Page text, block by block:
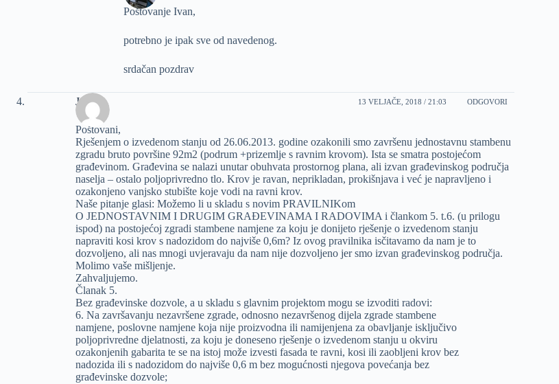
Poštovanje Ivan,
potrebno je ipak sve od navedenog.
srdačan pozdrav
Jelena 13 VELJAČE, 2018 / 21:03 ODGOVORI
Poštovani,
Rješenjem o izvedenom stanju od 26.06.2013. godine ozakonili smo završenu jednostavnu stambenu
zgradu bruto površine 92m2 (podrum +prizemlje s ravnim krovom). Ista se smatra postojećom
građevinom. Građevina se nalazi unutar obuhvata prostornog plana, ali izvan građevinskog područja
naselja – ostalo poljoprivredno tlo. Krov je ravan, neprikladan, prokišnjava i već je napravljeno i
ozakonjeno vanjsko stubište koje vodi na ravni krov.
Naše pitanje glasi: Možemo li u skladu s novim PRAVILNIKom
O JEDNOSTAVNIM I DRUGIM GRAĐEVINAMA I RADOVIMA i člankom 5. t.6. (u prilogu
ispod) na postojećoj zgradi stambene namjene za koju je donijeto rješenje o izvedenom stanju
napraviti kosi krov s nadozidom do najviše 0,6m? Iz ovog pravilnika isčitavamo da nam je to
dozvoljeno, ali nas mnogi uvjeravaju da nam nije dozvoljeno jer smo izvan građevinskog područja.
Molimo vaše mišljenje.
Zahvaljujemo.
Članak 5.
Bez građevinske dozvole, a u skladu s glavnim projektom mogu se izvoditi radovi:
6. Na završavanju nezavršene zgrade, odnosno nezavršenog dijela zgrade stambene
namjene, poslovne namjene koja nije proizvodna ili namijenjena za obavljanje isključivo
poljoprivredne djelatnosti, za koju je doneseno rješenje o izvedenom stanju u okviru
ozakonjenih gabarita te se na istoj može izvesti fasada te ravni, kosi ili zaobljeni krov bez
nadozida ili s nadozidom do najviše 0,6 m bez mogućnosti njegova povećanja bez
građevinske dozvole;